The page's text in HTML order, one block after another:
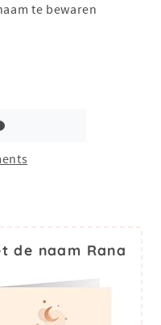
te bewaren
de naam Rana